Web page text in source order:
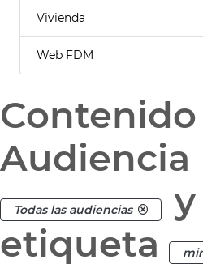
Vivienda
Web FDM
Audiencia
Todas las audiencias
y
etiqueta